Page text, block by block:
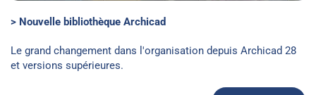
> Nouvelle bibliothèque Archicad
Le grand changement dans l'organisation depuis Archicad 28
et versions supérieures.